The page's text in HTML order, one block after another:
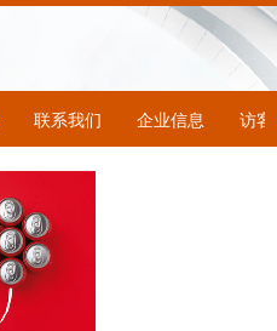
联系我们 企业信息 访客